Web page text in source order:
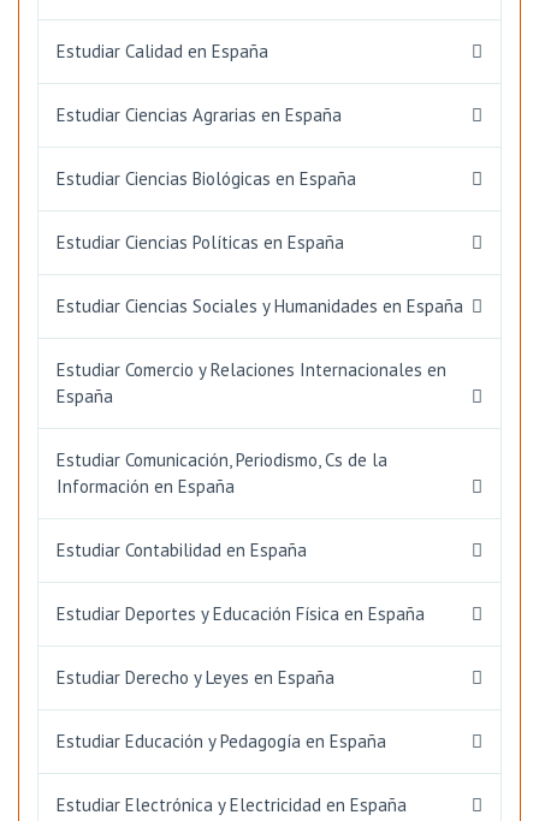
Estudiar Calidad en España
Estudiar Ciencias Agrarias en España
Estudiar Ciencias Biológicas en España
Estudiar Ciencias Políticas en España
Estudiar Ciencias Sociales y Humanidades en España
Estudiar Comercio y Relaciones Internacionales en
España
Estudiar Comunicación, Periodismo, Cs de la
Información en España
Estudiar Contabilidad en España
Estudiar Deportes y Educación Física en España
Estudiar Derecho y Leyes en España
Estudiar Educación y Pedagogía en España
Estudiar Electrónica y Electricidad en España